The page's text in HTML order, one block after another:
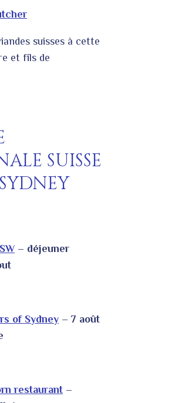
suisses à cette
et fils de
SUISSE
– déjeuner
of Sydney – 7 août
restaurant –